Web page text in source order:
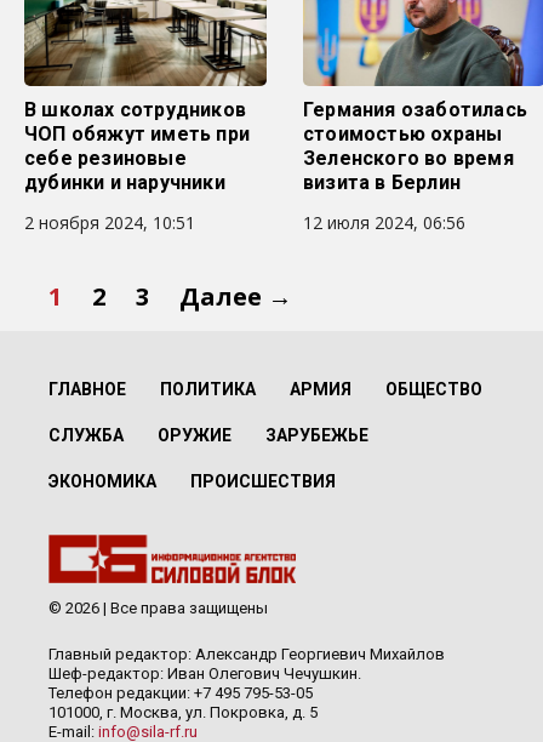
В школах сотрудников
ЧОП обяжут иметь при
себе резиновые
дубинки и наручники
2 ноября 2024, 10:51
Германия озаботилась
стоимостью охраны
Зеленского во время
визита в Берлин
12 июля 2024, 06:56
1 2 3 Далее →
ГЛАВНОЕ ПОЛИТИКА АРМИЯ ОБЩЕСТВО
СЛУЖБА ОРУЖИЕ ЗАРУБЕЖЬЕ
ЭКОНОМИКА ПРОИСШЕСТВИЯ
© 2026 | Все права защищены
Главный редактор: Александр Георгиевич Михайлов
Шеф-редактор: Иван Олегович Чечушкин.
Телефон редакции: +7 495 795-53-05
101000, г. Москва, ул. Покровка, д. 5
E-mail: info@sila-rf.ru